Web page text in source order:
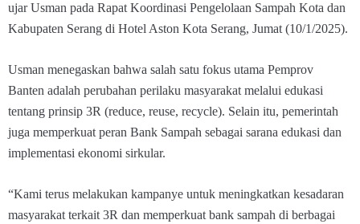
ujar Usman pada Rapat Koordinasi Pengelolaan Sampah Kota dan
Kabupaten Serang di Hotel Aston Kota Serang, Jumat (10/1/2025).
Usman menegaskan bahwa salah satu fokus utama Pemprov
Banten adalah perubahan perilaku masyarakat melalui edukasi
tentang prinsip 3R (reduce, reuse, recycle). Selain itu, pemerintah
juga memperkuat peran Bank Sampah sebagai sarana edukasi dan
implementasi ekonomi sirkular.
“Kami terus melakukan kampanye untuk meningkatkan kesadaran
masyarakat terkait 3R dan memperkuat bank sampah di berbagai